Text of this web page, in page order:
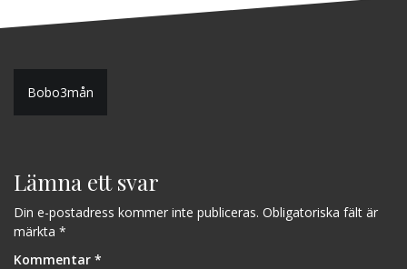
Inläggsnavigering
Bobo3mån
Lämna ett svar
Din e-postadress kommer inte publiceras. Obligatoriska fält är
märkta *
Kommentar *